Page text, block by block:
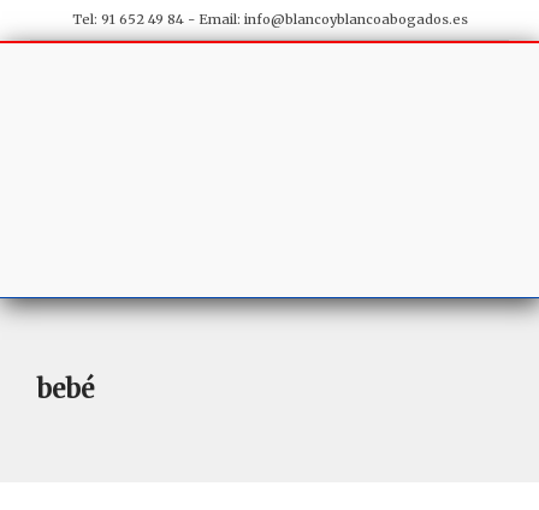
Tel: 91 652 49 84 - Email: info@blancoyblancoabogados.es
bebé